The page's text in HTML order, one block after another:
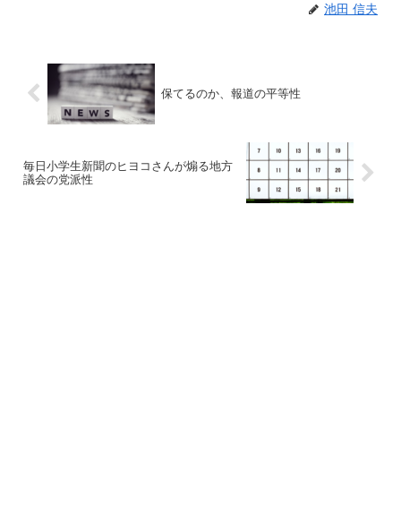
池田 信夫
保てるのか、報道の平等性
毎日小学生新聞のヒヨコさんが煽る地方
議会の党派性